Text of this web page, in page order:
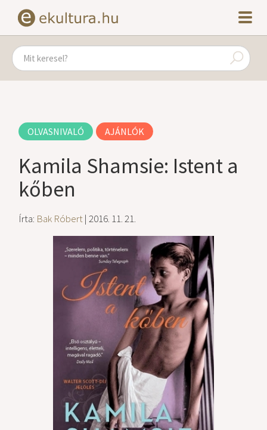
OLVASNIVALÓ AJÁNLÓK
Kamila Shamsie: Istent a
kőben
Írta: Bak Róbert| 2016. 11. 21.